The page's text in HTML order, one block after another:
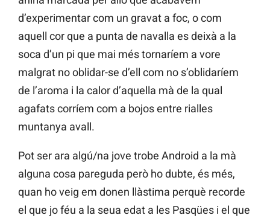
d’experimentar com un gravat a foc, o com
aquell cor que a punta de navalla es deixà a la
soca d’un pi que mai més tornaríem a vore
malgrat no oblidar-se d’ell com no s’oblidaríem
de l’aroma i la calor d’aquella mà de la qual
agafats corríem com a bojos entre rialles
muntanya avall.
Pot ser ara algú/na jove trobe Android a la mà
alguna cosa pareguda però ho dubte, és més,
quan ho veig em donen llàstima perquè recorde
el que jo féu a la seua edat a les Pasqües i el que